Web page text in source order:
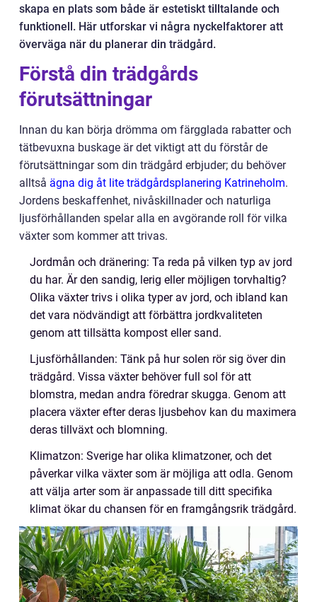
skapa en plats som både är estetiskt tilltalande och
funktionell. Här utforskar vi några nyckelfaktorer att
överväga när du planerar din trädgård.
Förstå din trädgårds
förutsättningar
Innan du kan börja drömma om färgglada rabatter och
tätbevuxna buskage är det viktigt att du förstår de
förutsättningar som din trädgård erbjuder; du behöver
alltså ägna dig åt lite trädgårdsplanering Katrineholm.
Jordens beskaffenhet, nivåskillnader och naturliga
ljusförhållanden spelar alla en avgörande roll för vilka
växter som kommer att trivas.
Jordmån och dränering: Ta reda på vilken typ av jord
du har. Är den sandig, lerig eller möjligen torvhaltig?
Olika växter trivs i olika typer av jord, och ibland kan
det vara nödvändigt att förbättra jordkvaliteten
genom att tillsätta kompost eller sand.
Ljusförhållanden: Tänk på hur solen rör sig över din
trädgård. Vissa växter behöver full sol för att
blomstra, medan andra föredrar skugga. Genom att
placera växter efter deras ljusbehov kan du maximera
deras tillväxt och blomning.
Klimatzon: Sverige har olika klimatzoner, och det
påverkar vilka växter som är möjliga att odla. Genom
att välja arter som är anpassade till ditt specifika
klimat ökar du chansen för en framgångsrik trädgård.